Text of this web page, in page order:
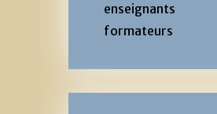
enseignants
formateurs